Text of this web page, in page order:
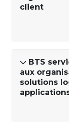
client
BTS
aux
solutions